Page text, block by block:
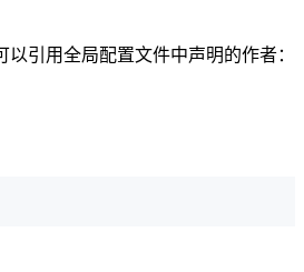
引用全局配置文件中声明的作者：